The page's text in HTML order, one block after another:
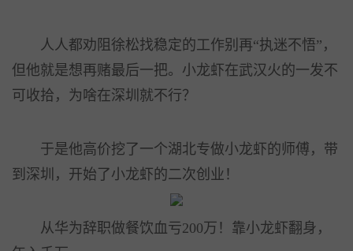
人人都劝阻徐松找稳定的工作别再“执迷不悟”，
但他就是想再赌最后一把。小龙虾在武汉火的一发不
可收拾，为啥在深圳就不行？
于是他高价挖了一个湖北专做小龙虾的师傅，带
到深圳，开始了小龙虾的二次创业！
从华为辞职做餐饮血亏200万！靠小龙虾翻身，